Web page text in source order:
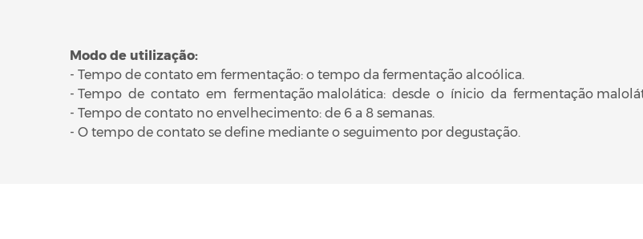
Modo de utilização:
- Tempo de contato em fermentação: o tempo da fermentação alcoólica.
- Tempo de contato em fermentação malolática: desde o ínicio da fermentação
- Tempo de contato no envelhecimento: de 6 a 8 semanas.
- O tempo de contato se define mediante o seguimento por degustação.